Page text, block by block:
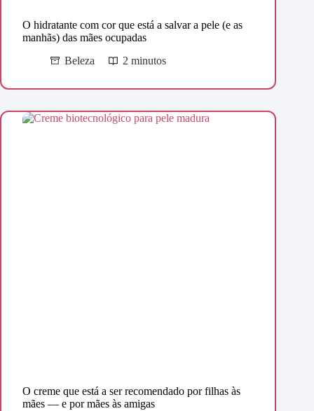
O hidratante com cor que está a salvar a pele (e as
manhãs) das mães ocupadas
Beleza
2 minutos
O creme que está a ser recomendado por filhas às
mães — e por mães às amigas